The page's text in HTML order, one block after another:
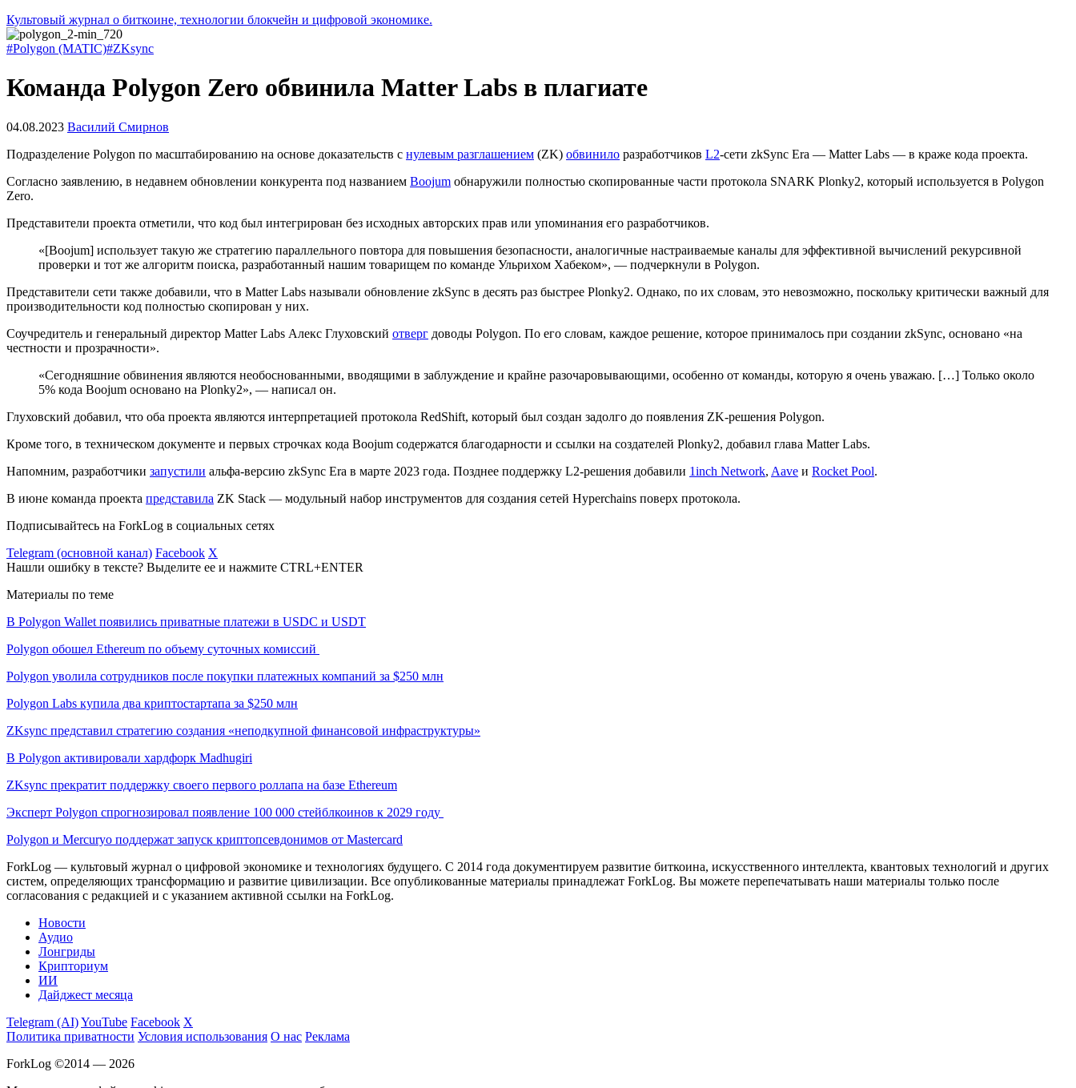
Культовый журнал о биткоине, технологии блокчейн и цифровой экономике.
#Polygon (MATIC)#ZKsync
Команда Polygon Zero обвинила Matter Labs в плагиате
04.08.2023 Василий Смирнов
Подразделение Polygon по масштабированию на основе доказательств с нулевым разглашением (ZK) обвинило разработчиков L2-сети zkSync Era — Matter Labs — в краже кода проекта.
Согласно заявлению, в недавнем обновлении конкурента под названием Boojum обнаружили полностью скопированные части протокола SNARK Plonky2, который используется в Polygon
Zero.
Представители проекта отметили, что код был интегрирован без исходных авторских прав или упоминания его разработчиков.
«[Boojum] использует такую же стратегию параллельного повтора для повышения безопасности, аналогичные настраиваемые каналы для эффективной вычислений рекурсивной
проверки и тот же алгоритм поиска, разработанный нашим товарищем по команде Ульрихом Хабеком», — подчеркнули в Polygon.
Представители сети также добавили, что в Matter Labs называли обновление zkSync в десять раз быстрее Plonky2. Однако, по их словам, это невозможно, поскольку критически важный для
производительности код полностью скопирован у них.
Соучредитель и генеральный директор Matter Labs Алекс Глуховский отверг доводы Polygon. По его словам, каждое решение, которое принималось при создании zkSync, основано «на
честности и прозрачности».
«Сегодняшние обвинения являются необоснованными, вводящими в заблуждение и крайне разочаровывающими, особенно от команды, которую я очень уважаю. […] Только около
5% кода Boojum основано на Plonky2», — написал он.
Глуховский добавил, что оба проекта являются интерпретацией протокола RedShift, который был создан задолго до появления ZK-решения Polygon.
Кроме того, в техническом документе и первых строчках кода Boojum содержатся благодарности и ссылки на создателей Plonky2, добавил глава Matter Labs.
Напомним, разработчики запустили альфа-версию zkSync Era в марте 2023 года. Позднее поддержку L2-решения добавили 1inch Network, Aave и Rocket Pool.
В июне команда проекта представила ZK Stack — модульный набор инструментов для создания сетей Hyperchains поверх протокола.
Подписывайтесь на ForkLog в социальных сетях
Telegram (основной канал) Facebook X
Нашли ошибку в тексте? Выделите ее и нажмите CTRL+ENTER
Материалы по теме
В Polygon Wallet появились приватные платежи в USDC и USDT
Polygon обошел Ethereum по объему суточных комиссий
Polygon уволила сотрудников после покупки платежных компаний за $250 млн
Polygon Labs купила два криптостартапа за $250 млн
ZKsync представил стратегию создания «неподкупной финансовой инфраструктуры»
В Polygon активировали хардфорк Madhugiri
ZKsync прекратит поддержку своего первого роллапа на базе Ethereum
Эксперт Polygon спрогнозировал появление 100 000 стейблкоинов к 2029 году
Polygon и Mercuryo поддержат запуск криптопсевдонимов от Mastercard
ForkLog — культовый журнал о цифровой экономике и технологиях будущего. С 2014 года документируем развитие биткоина, искусственного интеллекта, квантовых технологий и других
систем, определяющих трансформацию и развитие цивилизации. Все опубликованные материалы принадлежат ForkLog. Вы можете перепечатывать наши материалы только после
согласования с редакцией и с указанием активной ссылки на ForkLog.
Новости
Аудио
Лонгриды
Крипториум
ИИ
Дайджест месяца
Telegram (AI)YouTube Facebook X
Политика приватности Условия использования О нас Реклама
ForkLog ©2014 — 2026